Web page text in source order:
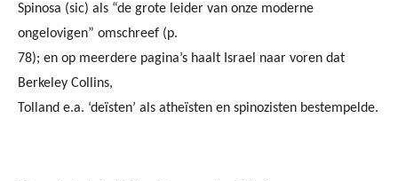
Spinosa (sic) als “de grote leider van onze moderne
ongelovigen” omschreef (p.
78); en op meerdere pagina’s haalt Israel naar voren dat
Berkeley Collins,
Tolland e.a. ‘deïsten’ als atheïsten en spinozisten bestempelde.